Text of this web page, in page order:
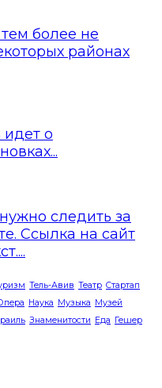
тем более не
районах
о
следить за
Ссылка на сайт
Тель-Авив Театр Стартап
Наука Музыка Музей
Знаменитости Еда Гешер